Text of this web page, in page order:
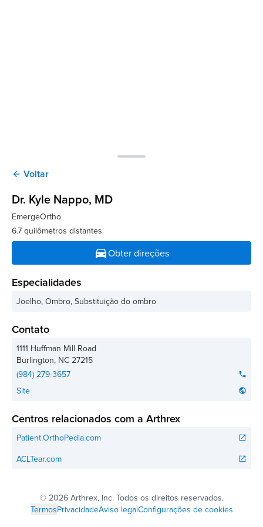
arrow_back Voltar
Dr. Kyle Nappo, MD
EmergeOrtho
6.7 quilômetros distantes
directions_carObter direções
Especialidades
Joelho, Ombro, Substituição do ombro
Contato
1111 Huffman Mill Road
Burlington, NC 27215
(984) 279-3657
phone
Site public
Centros relacionados com a Arthrex
Patient.OrthoPedia.com open_in_new
ACLTear.com open_in_new
© 2026 Arthrex, Inc. Todos os direitos reservados.
TermosPrivacidadeAviso legalConfigurações de cookies